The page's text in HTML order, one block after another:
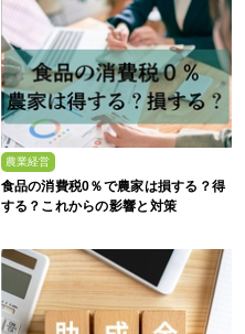
農業経営
食品の消費税0％で農家は損する？得
する？これからの影響と対策